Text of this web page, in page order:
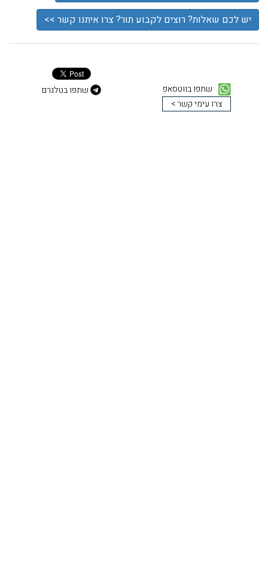
יש לכם שאלות? רוצים לקבוע תור? צרו איתנו קשר >>
שתפו בווטסאפ
שתפו בטלגרם
צרו עימי קשר >